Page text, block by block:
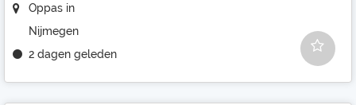
Oppas in
Nijmegen
2 dagen geleden